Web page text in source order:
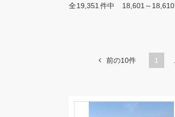
全19,351 件中 18,601～18,610
前の10件 1